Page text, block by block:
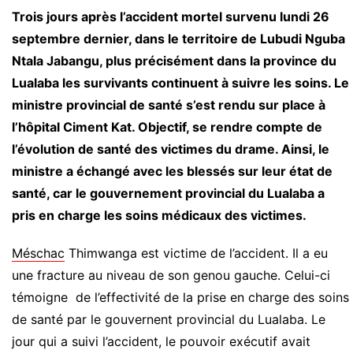
Trois jours après l’accident mortel survenu lundi 26
septembre dernier, dans le territoire de Lubudi Nguba
Ntala Jabangu, plus précisément dans la province du
Lualaba les survivants continuent à suivre les soins. Le
ministre provincial de santé s’est rendu sur place à
l’hôpital Ciment Kat. Objectif, se rendre compte de
l’évolution de santé des victimes du drame. Ainsi, le
ministre a échangé avec les blessés sur leur état de
santé, car le gouvernement provincial du Lualaba a
pris en charge les soins médicaux des victimes.
Méschac Thimwanga est victime de l’accident. Il a eu
une fracture au niveau de son genou gauche. Celui-ci
témoigne de l’effectivité de la prise en charge des soins
de santé par le gouvernent provincial du Lualaba. Le
jour qui a suivi l’accident, le pouvoir exécutif avait